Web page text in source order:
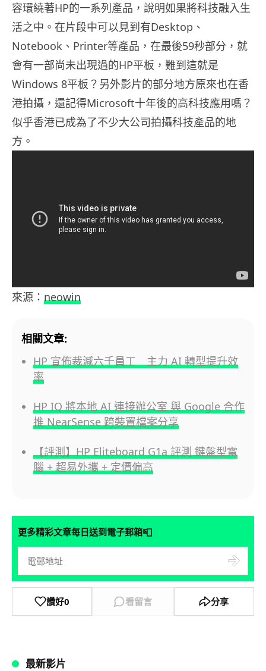
容環繞著HP的一系列產品，說明如果將科技融入生
活之中。在片段中可以見到有Desktop、
Notebook、Printer等產品，在最後59秒部分，就
會有一部尚未出現過的HP平板，難到這就是
Windows 8平板？另外影片的部分地方原來也在香
港拍攝，還記得Microsoft十年後的高科技應用嗎？
似乎香港已成為了不少大公司拍攝科技產品的地
方。
來源： neowin
相關文章:
HP 宣佈裁減六千員工 主力 AI 轉型提升效
率
HP IQ 將本地 AI 連接辦公室 與 Google 合作
推 NearSense 跨裝置檔案分享
【評測】HP Eliteboard G1a 評測 鍵盤型電
腦 + 超易外攜 + 定價偏高
更多精彩文章每日送到電子郵箱📮
讚好0 看留言 分享
最新影片